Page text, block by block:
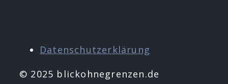
Datenschutzerklärung
© 2025 blickohnegrenzen.de